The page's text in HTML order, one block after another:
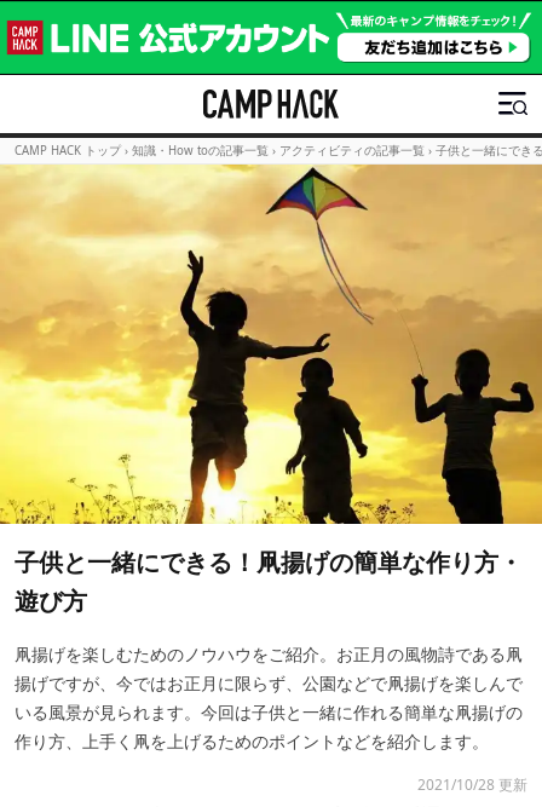
CAMP HACK トップ › 知識・How toの記事一覧 › アクティビティの記事一覧 › 子供と一緒にでき
子供と一緒にできる！凧揚げの簡単な作り方・
遊び方
凧揚げを楽しむためのノウハウをご紹介。お正月の風物詩である凧
揚げですが、今ではお正月に限らず、公園などで凧揚げを楽しんで
いる風景が見られます。今回は子供と一緒に作れる簡単な凧揚げの
作り方、上手く凧を上げるためのポイントなどを紹介します。
2021/10/28 更新